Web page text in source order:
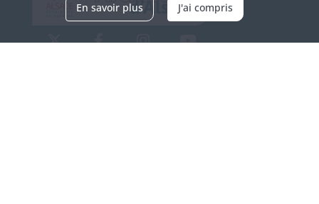
En savoir plus J'ai compris